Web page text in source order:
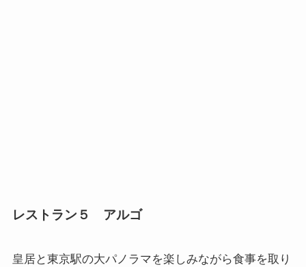
レストラン５ アルゴ
皇居と東京駅の大パノラマを楽しみながら食事を取り